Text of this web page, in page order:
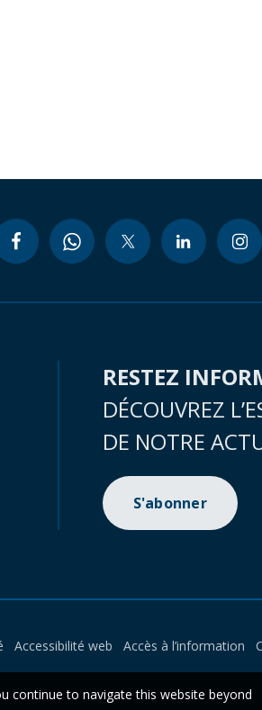
RESTEZ
DÉCOUVREZ
DE NOTRE
S'abonner
Accessibilité web Accès à l’information
continue to navigate this website beyond